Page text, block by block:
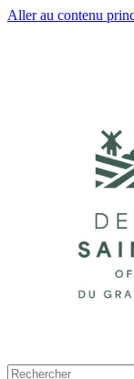
Aller au contenu